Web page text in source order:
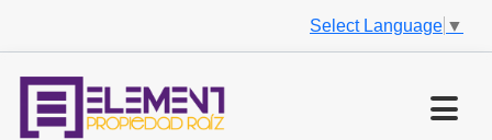
Select Language ▼